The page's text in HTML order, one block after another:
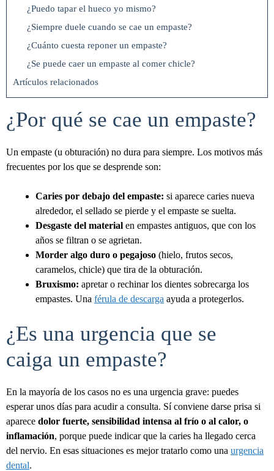
¿Puedo tapar el hueco yo mismo?
¿Siempre duele cuando se cae un empaste?
¿Cuánto cuesta reponer un empaste?
¿Se puede caer un empaste al comer chicle?
Artículos relacionados
¿Por qué se cae un empaste?
Un empaste (u obturación) no dura para siempre. Los motivos más
frecuentes por los que se desprende son:
Caries por debajo del empaste: si aparece caries nueva
alrededor, el sellado se pierde y el empaste se suelta.
Desgaste del material en empastes antiguos, que con los
años se filtran o se agrietan.
Morder algo duro o pegajoso (hielo, frutos secos,
caramelos, chicle) que tira de la obturación.
Bruxismo: apretar o rechinar los dientes sobrecarga los
empastes. Una férula de descarga ayuda a protegerlos.
¿Es una urgencia que se
caiga un empaste?
En la mayoría de los casos no es una urgencia grave: puedes
esperar unos días para acudir a consulta. Sí conviene darse prisa si
aparece dolor fuerte, sensibilidad intensa al frío o al calor, o
inflamación, porque puede indicar que la caries ha llegado cerca
del nervio. En esas situaciones es mejor tratarlo como una urgencia
dental.